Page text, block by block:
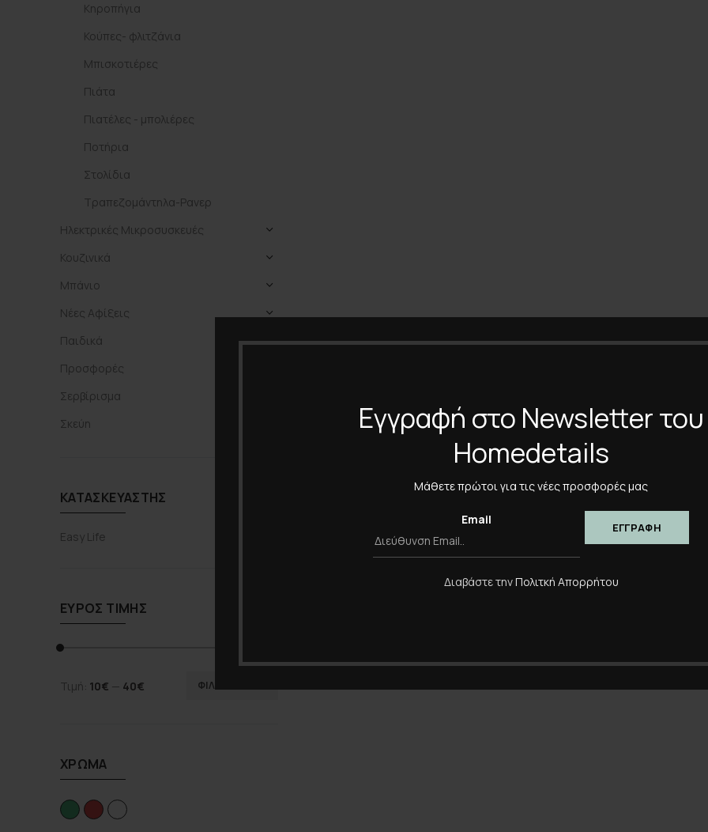
Εγγραφή στο Newsletter του
Homedetails
Μάθετε πρώτοι για τις νέες προσφορές μας
Email
Διαβάστε τηνΠολιτκή Απορρήτου
Κηροπήγια
Κούπες- φλιτζάνια
Μπισκοτιέρες
Πιάτα
Πιατέλες - μπολιέρες
Ποτήρια
Στολίδια
Τραπεζομάντηλα-Ρανερ
Ηλεκτρικές Μικροσυσκευές
Κουζινικά
Μπάνιο
Νέες Αφίξεις
Παιδικά
Προσφορές
Σερβίρισμα
Σκεύη
ΚΑΤΑΣΚΕΥΑΣΤΉΣ
Easy Life
ΕΎΡΟΣ ΤΙΜΉΣ
ΦΙΛΤΡΆΡΙΣΜΑ
Τιμή: 10€ — 40€
ΧΡΏΜΑ